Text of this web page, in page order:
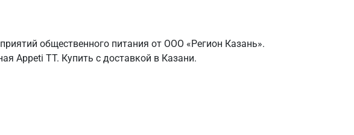
общественного питания от ООО «Регион Казань».
Appeti ТТ. Купить с доставкой в Казани.